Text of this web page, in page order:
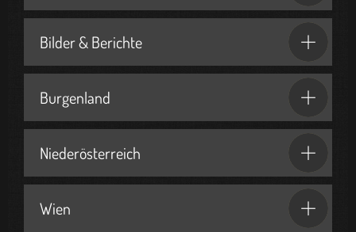
Bilder & Berichte
Burgenland
Niederösterreich
Wien